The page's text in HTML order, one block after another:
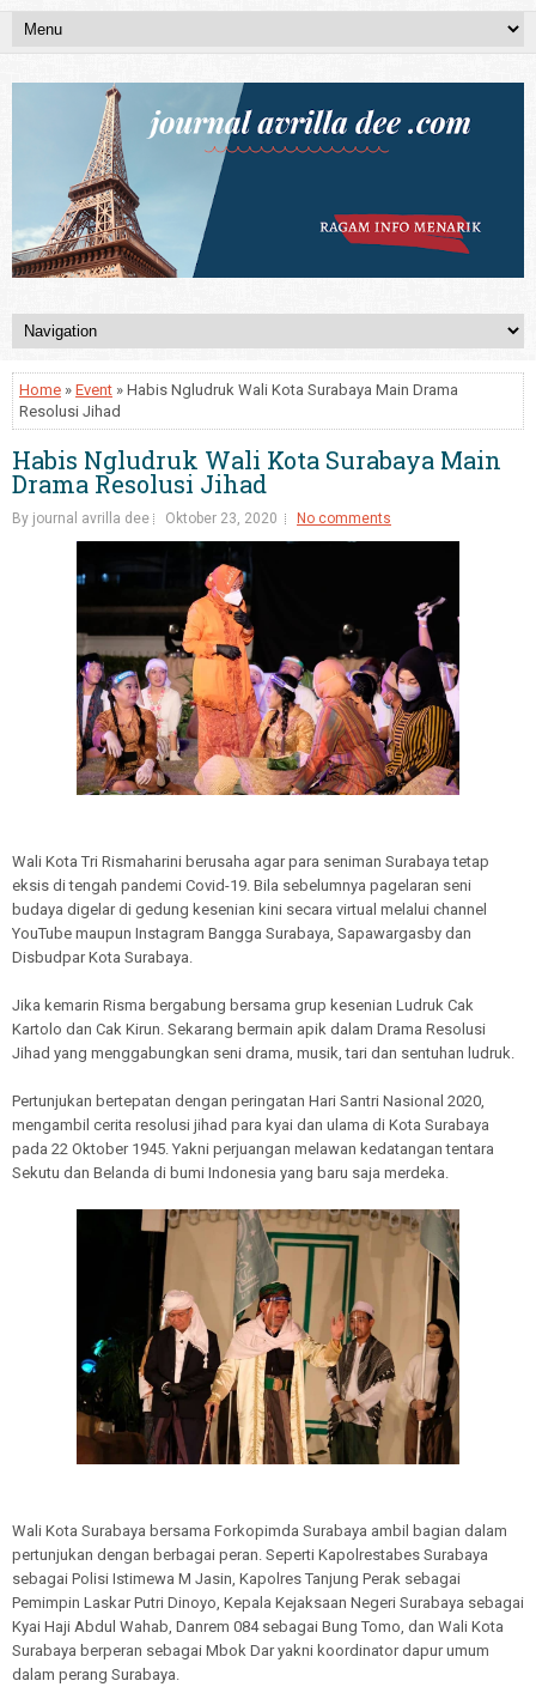
Home » Event » Habis Ngludruk Wali Kota Surabaya Main Drama
Resolusi Jihad
Habis Ngludruk Wali Kota Surabaya Main
Drama Resolusi Jihad
By journal avrilla dee Oktober 23, 2020 No comments
Wali Kota Tri Rismaharini berusaha agar para seniman Surabaya tetap
eksis di tengah pandemi Covid-19. Bila sebelumnya pagelaran seni
budaya digelar di gedung kesenian kini secara virtual melalui channel
YouTube maupun Instagram Bangga Surabaya, Sapawargasby dan
Disbudpar Kota Surabaya.
Jika kemarin Risma bergabung bersama grup kesenian Ludruk Cak
Kartolo dan Cak Kirun. Sekarang bermain apik dalam Drama Resolusi
Jihad yang menggabungkan seni drama, musik, tari dan sentuhan ludruk.
Pertunjukan bertepatan dengan peringatan Hari Santri Nasional 2020,
mengambil cerita resolusi jihad para kyai dan ulama di Kota Surabaya
pada 22 Oktober 1945. Yakni perjuangan melawan kedatangan tentara
Sekutu dan Belanda di bumi Indonesia yang baru saja merdeka.
Wali Kota Surabaya bersama Forkopimda Surabaya ambil bagian dalam
pertunjukan dengan berbagai peran. Seperti Kapolrestabes Surabaya
sebagai Polisi Istimewa M Jasin, Kapolres Tanjung Perak sebagai
Pemimpin Laskar Putri Dinoyo, Kepala Kejaksaan Negeri Surabaya sebagai
Kyai Haji Abdul Wahab, Danrem 084 sebagai Bung Tomo, dan Wali Kota
Surabaya berperan sebagai Mbok Dar yakni koordinator dapur umum
dalam perang Surabaya.